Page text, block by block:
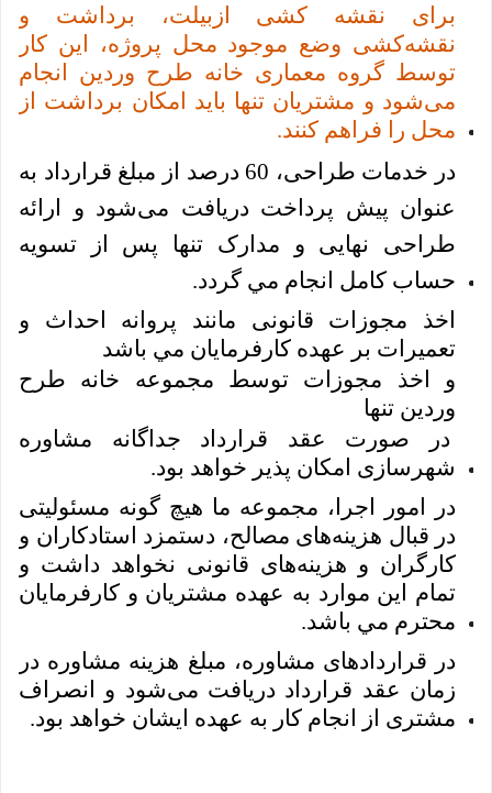
برای نقشه کشی ازبيلت، برداشت و
نقشه‌کشی وضع موجود محل پروژه، این کار
توسط گروه معماری خانه طرح وردین انجام
می‌شود و مشتریان تنها باید امکان برداشت از
محل را فراهم کنند.
در خدمات طراحی، 60 درصد از مبلغ قرارداد به
عنوان پیش پرداخت دریافت می‌شود و ارائه
طراحی نهایی و مدارک تنها پس از تسويه
حساب کامل انجام مي گردد.
اخذ مجوزات قانونی مانند پروانه احداث و
تعمیرات بر عهده کارفرمايان مي باشد
و اخذ مجوزات توسط مجموعه خانه طرح
وردين تنها
در صورت عقد قرارداد جداگانه مشاوره
شهرسازی امکان پذير خواهد بود.
در امور اجرا، مجموعه ما هیچ گونه مسئولیتی
در قبال هزینه‌های مصالح، دستمزد استادکاران و
کارگران و هزینه‌های قانونی نخواهد داشت و
تمام این موارد به عهده مشتریان و کارفرمايان
محترم مي باشد.
در قراردادهای مشاوره، مبلغ هزینه مشاوره در
زمان عقد قرارداد دریافت می‌شود و انصراف
مشتری از انجام کار به عهده ايشان خواهد بود.